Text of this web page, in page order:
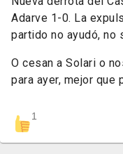
Adarve 1-0. La
partido no ayudó, no
O cesan a Solari o
para ayer, mejor que
1